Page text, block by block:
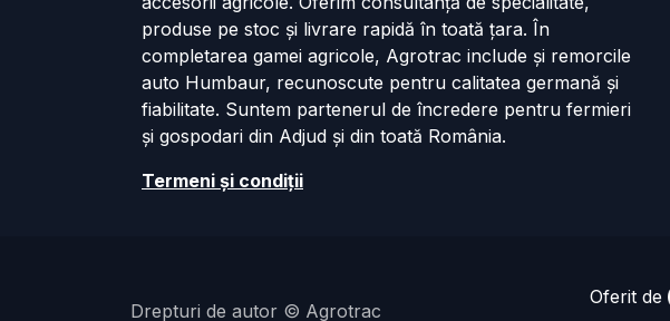
produse pe stoc și livrare rapidă în toată țara. În
completarea gamei agricole, Agrotrac include și remorcile
auto Humbaur, recunoscute pentru calitatea germană și
fiabilitate. Suntem partenerul de încredere pentru fermieri
și gospodari din Adjud și din toată România.
Termeni și cond​iții
Drepturi de autor © Agrotrac
Oferit de